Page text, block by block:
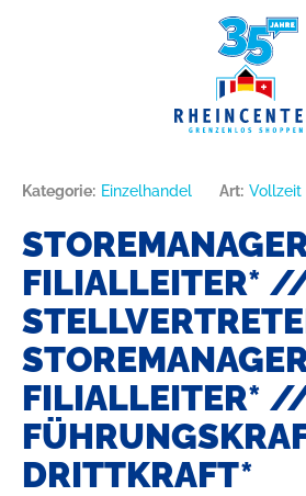
Kategorie: Einzelhandel Art: Vollzeit
FILIALLEITER*
FILIALLEITER*
DRITTKRAFT*